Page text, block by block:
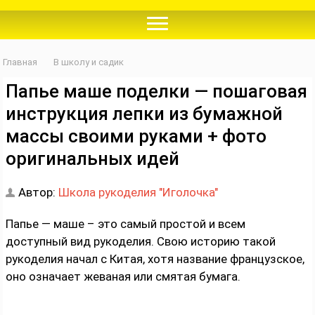
Главная В школу и садик
Папье маше поделки — пошаговая
инструкция лепки из бумажной
массы своими руками + фото
оригинальных идей
Автор: Школа рукоделия "Иголочка"
Папье — маше – это самый простой и всем
доступный вид рукоделия. Свою историю такой
рукоделия начал с Китая, хотя название французское,
оно означает жеваная или смятая бумага.